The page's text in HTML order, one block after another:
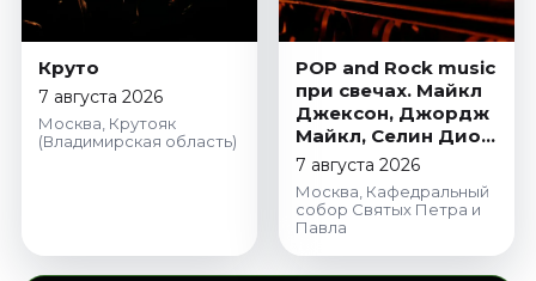
Круто
7 августа 2026
Москва, Крутояк
(Владимирская область)
POP and Rock music
при свечах. Майкл
Джексон, Джордж
Майкл, Селин Дион,
Адель, Стинг,
Coldplay
7 августа 2026
Москва, Кафедральный
собор Святых Петра и
Павла